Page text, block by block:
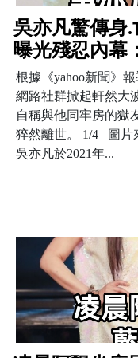
吳亦凡驚傳身.
曝光殘忍內幕
根據《yahoo新聞》
網路社群掀起軒然大
自稱與他同牢房的獄
猝然離世。 1/4 圖片
吳亦凡於2021年...